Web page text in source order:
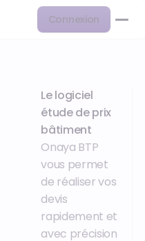
Connexion
Le logiciel
étude de prix
bâtiment
Onaya BTP
vous permet
de réaliser vos
devis
rapidement et
avec précision